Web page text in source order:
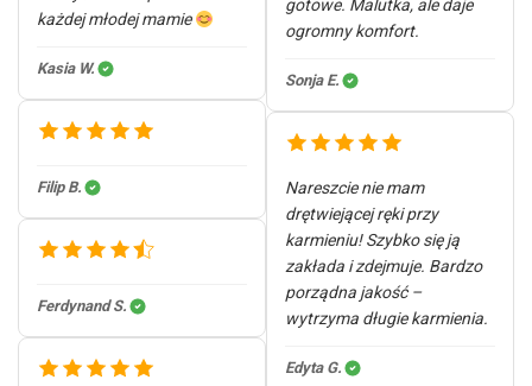
każdej młodej mamie
Kasia W.
Filip B.
Ferdynand S.
gotowe. Malutka, ale daje
ogromny komfort.
Sonja E.
Nareszcie nie mam
drętwiejącej ręki przy
karmieniu! Szybko się ją
zakłada i zdejmuje. Bardzo
porządna jakość –
wytrzyma długie karmienia.
Edyta G.